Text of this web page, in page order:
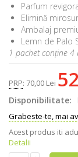
Parfum
Elimină
Ambalaj
Lemn de Palo
1 pachet conține 4
PRP: 70,00 Lei
Disponibilitate:
Grabeste-te, mai
Acest produs iti
Detalii